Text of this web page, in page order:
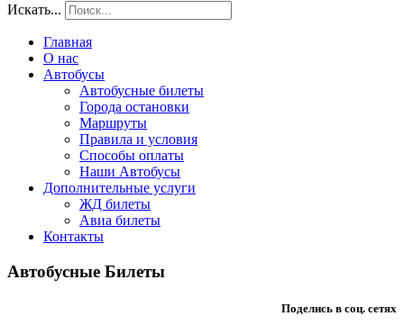
Искать...
Главная
О нас
Автобусы
Автобусные билеты
Города остановки
Маршруты
Правила и условия
Способы оплаты
Наши Автобусы
Дополнительные услуги
ЖД билеты
Авиа билеты
Контакты
Автобусные Билеты
Поделись в соц. сетях